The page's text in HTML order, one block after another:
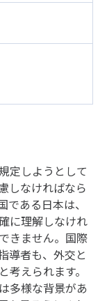
定しようとして
しなければなら
ある日本は、
に理解しなけれ
きません。国際
導者も、外交と
えられます。
多様な背景があ